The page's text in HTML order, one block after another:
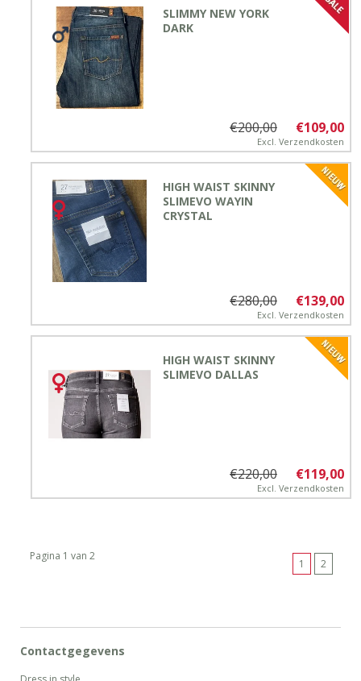
SLIMMY NEW YORK
DARK
€109,00
€200,00
Excl. Verzendkosten
HIGH WAIST SKINNY
SLIMEVO WAYIN
CRYSTAL
€139,00
€280,00
Excl. Verzendkosten
HIGH WAIST SKINNY
SLIMEVO DALLAS
€119,00
€220,00
Excl. Verzendkosten
Pagina 1 van 2
1 2
Contactgegevens